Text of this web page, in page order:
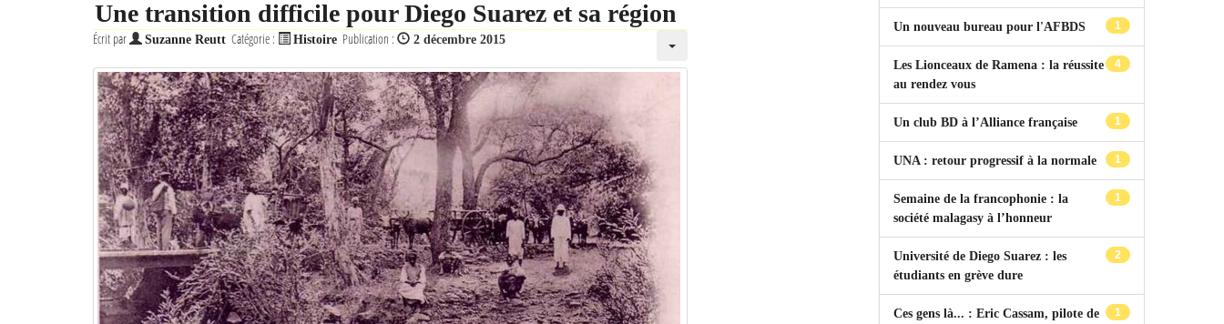
Une transition difficile pour Diego Suarez et sa région
Écrit par Suzanne Reutt Catégorie : Histoire Publication : 2 décembre 2015
1
Un nouveau bureau pour l'AFBDS
4
Les Lionceaux de Ramena : la réussite
au rendez vous
1
Un club BD à l’Alliance française
1
UNA : retour progressif à la normale
1
Semaine de la francophonie : la
société malagasy à l’honneur
2
Université de Diego Suarez : les
étudiants en grève dure
1
Ces gens là... : Eric Cassam, pilote de